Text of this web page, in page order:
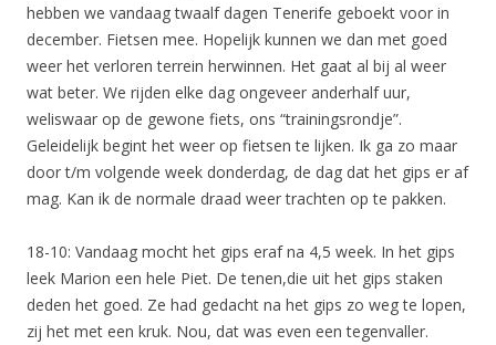
hebben we vandaag twaalf dagen Tenerife geboekt voor in
december. Fietsen mee. Hopelijk kunnen we dan met goed
weer het verloren terrein herwinnen. Het gaat al bij al weer
wat beter. We rijden elke dag ongeveer anderhalf uur,
weliswaar op de gewone fiets, ons “trainingsrondje”.
Geleidelijk begint het weer op fietsen te lijken. Ik ga zo maar
door t/m volgende week donderdag, de dag dat het gips er af
mag. Kan ik de normale draad weer trachten op te pakken.
18-10: Vandaag mocht het gips eraf na 4,5 week. In het gips
leek Marion een hele Piet. De tenen,die uit het gips staken
deden het goed. Ze had gedacht na het gips zo weg te lopen,
zij het met een kruk. Nou, dat was even een tegenvaller.